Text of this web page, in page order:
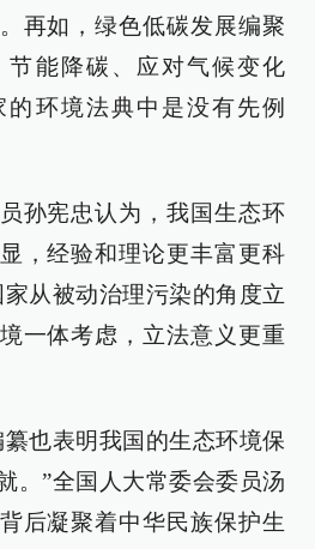
再如，绿色低碳发展编聚
节能降碳、应对气候变化
环境法典中是没有先例
孙宪忠认为，我国生态环
，经验和理论更丰富更科
从被动治理污染的角度立
一体考虑，立法意义更重
也表明我国的生态环境保
。”全国人大常委会委员汤
后凝聚着中华民族保护生